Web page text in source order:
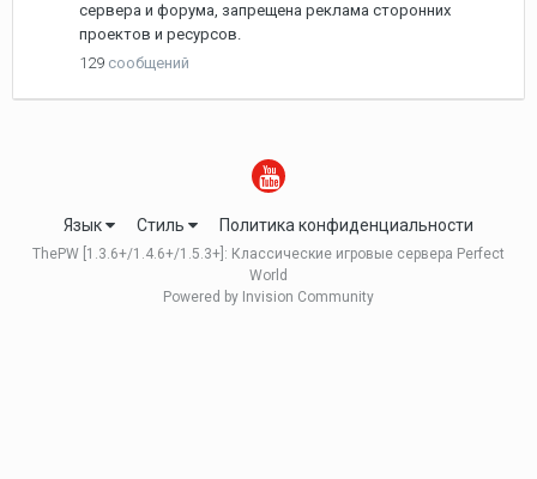
сервера и форума, запрещена реклама сторонних
проектов и ресурсов.
129 сообщений
Язык Стиль Политика конфиденциальности
ThePW [1.3.6+/1.4.6+/1.5.3+]: Классические игровые сервера Perfect
World
Powered by Invision Community